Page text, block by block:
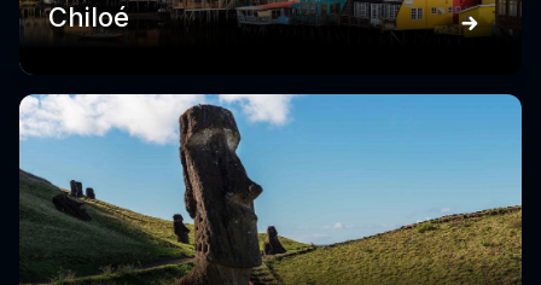
Chiloé